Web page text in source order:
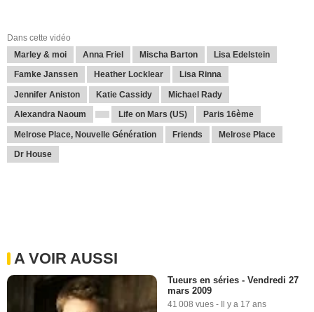
Dans cette vidéo
Marley & moi
Anna Friel Mischa Barton Lisa Edelstein
Famke Janssen Heather Locklear Lisa Rinna
Jennifer Aniston Katie Cassidy Michael Rady
Alexandra Naoum Life on Mars (US) Paris 16ème
Melrose Place, Nouvelle Génération Friends Melrose Place
Dr House
A VOIR AUSSI
Tueurs en séries - Vendredi 27
mars 2009
41 008 vues - Il y a 17 ans